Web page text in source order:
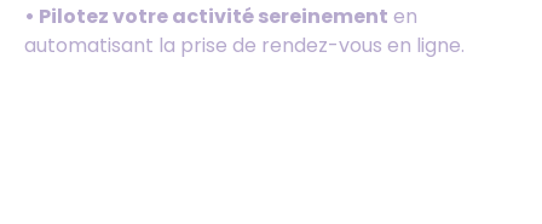
• Pilotez votre activité sereinement en
automatisant la prise de rendez-vous en ligne.